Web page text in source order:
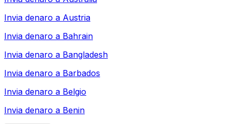
Invia denaro a Austria
Invia denaro a Bahrain
Invia denaro a Bangladesh
Invia denaro a Barbados
Invia denaro a Belgio
Invia denaro a Benin